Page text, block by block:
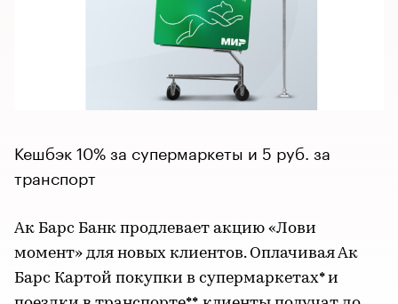
Кешбэк 10% за супермаркеты и 5 руб. за
транспорт
Ак Барс Банк продлевает акцию «Лови
момент» для новых клиентов. Оплачивая Ак
Барс Картой покупки в супермаркетах* и